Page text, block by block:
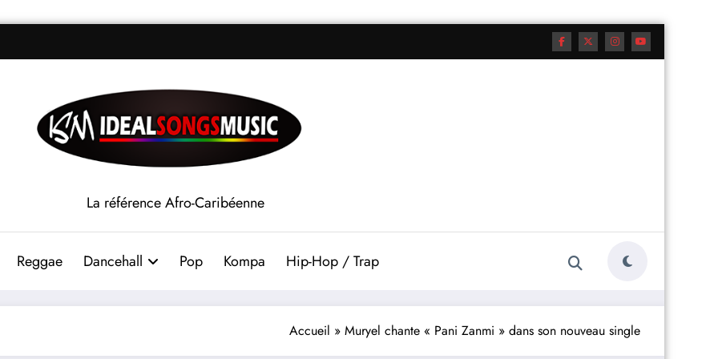
La référence Afro-Caribéenne
Reggae Dancehall Pop Kompa Hip-Hop / Trap
Accueil » Muryel chante « Pani Zanmi » dans son nouveau single